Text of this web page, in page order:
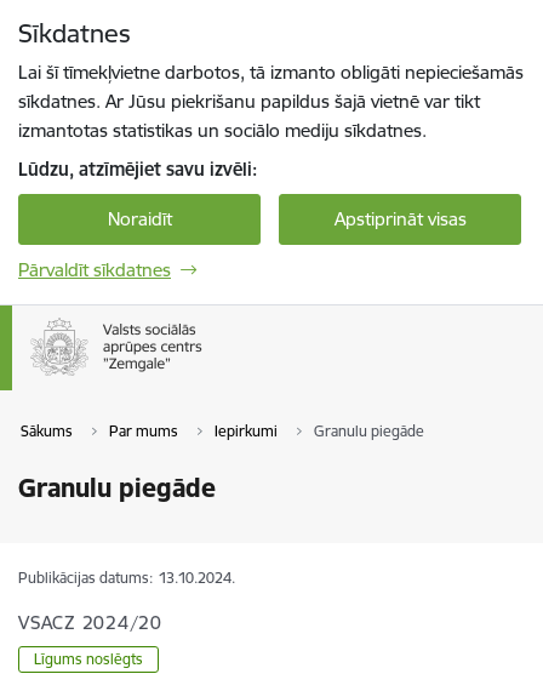
Sīkdatnes
Lai šī tīmekļvietne darbotos, tā izmanto obligāti nepieciešamās
sīkdatnes. Ar Jūsu piekrišanu papildus šajā vietnē var tikt
izmantotas statistikas un sociālo mediju sīkdatnes.
Lūdzu, atzīmējiet savu izvēli:
Noraidīt Apstiprināt visas
Pārvaldīt sīkdatnes
Sākums Par mums Iepirkumi Granulu piegāde
Granulu piegāde
Publikācijas datums: 13.10.2024.
VSACZ 2024/20
Līgums noslēgts